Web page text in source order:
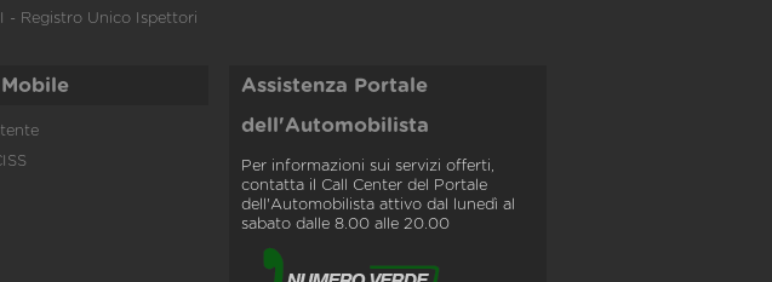
- Registro Unico Ispettori
Assistenza Portale
dell'Automobilista
Per informazioni sui servizi offerti,
contatta il Call Center del Portale
dell'Automobilista attivo dal lunedì al
sabato dalle 8.00 alle 20.00